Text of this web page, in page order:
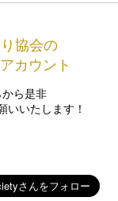
協会の
カウント
ら是非
いいたします！